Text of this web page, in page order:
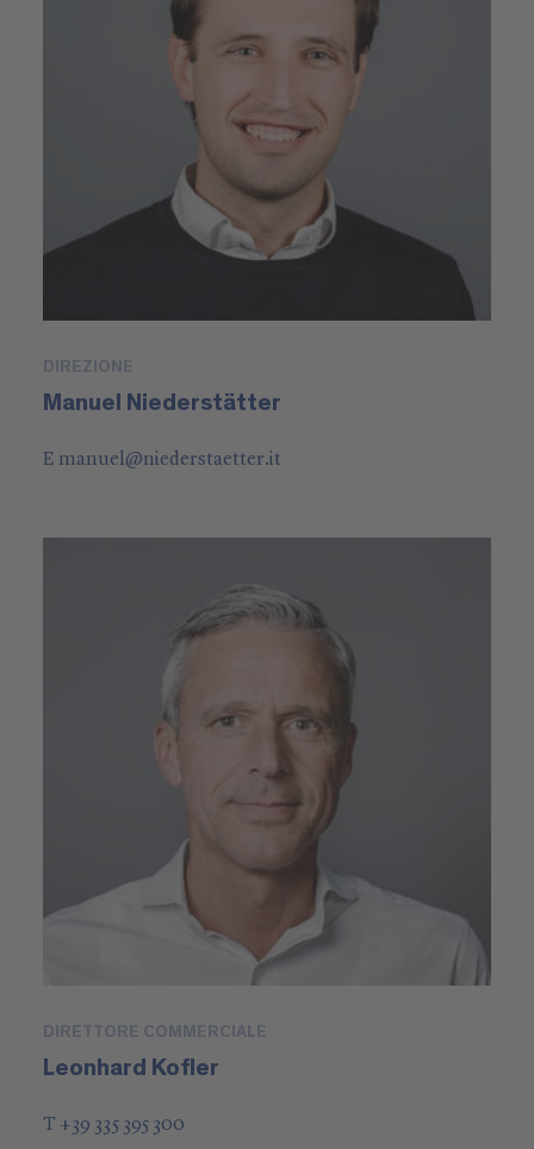
DIREZIONE
Manuel Niederstätter
E manuel@niederstaetter.it
DIRETTORE COMMERCIALE
Leonhard Kofler
T +39 335 395 300